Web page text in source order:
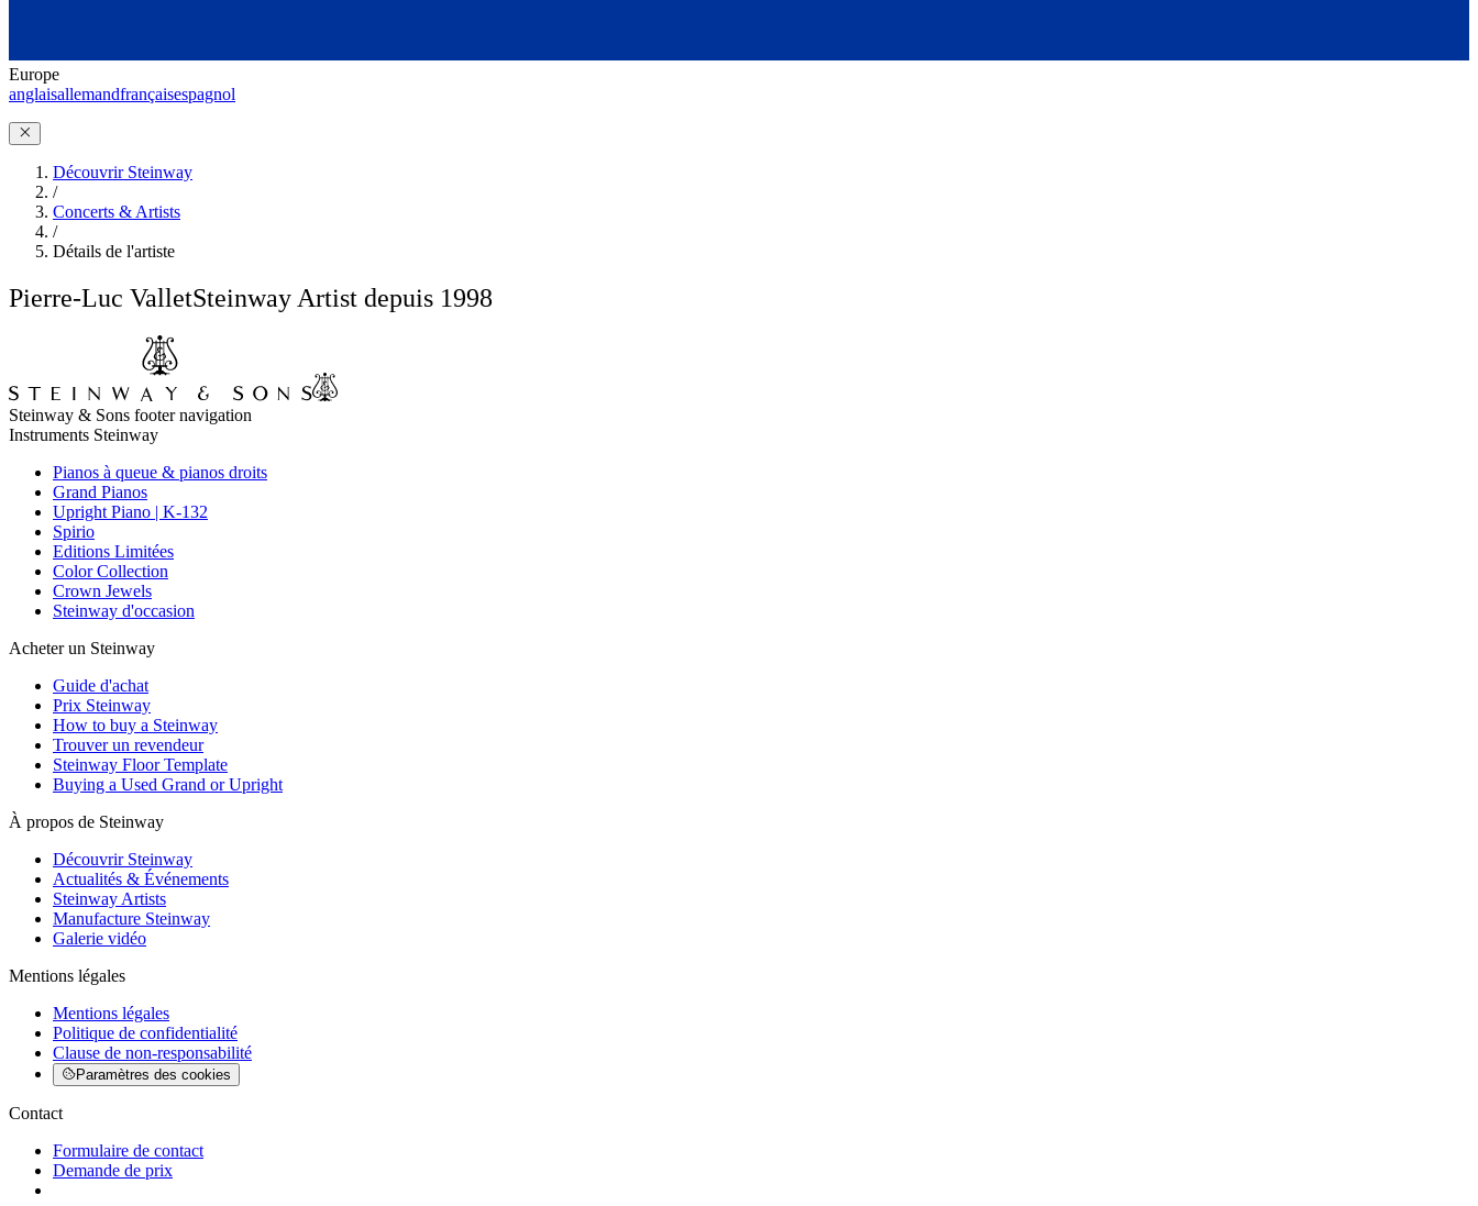
Europe
anglaisallemandfrançaisespagnol
Découvrir Steinway
/
Concerts & Artists
/
Détails de l'artiste
Pierre-Luc ValletSteinway Artist depuis 1998
Steinway & Sons footer navigation
Instruments Steinway
Pianos à queue & pianos droits
Grand Pianos
Upright Piano | K-132
Spirio
Editions Limitées
Color Collection
Crown Jewels
Steinway d'occasion
Acheter un Steinway
Guide d'achat
Prix Steinway
How to buy a Steinway
Trouver un revendeur
Steinway Floor Template
Buying a Used Grand or Upright
À propos de Steinway
Découvrir Steinway
Actualités & Événements
Steinway Artists
Manufacture Steinway
Galerie vidéo
Mentions légales
Mentions légales
Politique de confidentialité
Clause de non-responsabilité
Paramètres des cookies
Contact
Formulaire de contact
Demande de prix